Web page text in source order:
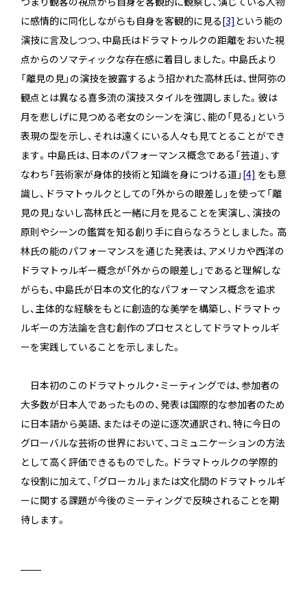
に感情的に同化しながらも自身を客観的に見る[3] という能の
演技に言及しつつ、中島氏はドラマトゥルクの距離をおいた視
点からのソマティックな存在感に着目しました。中島氏より
「離見の見」の演技を披露するよう招かれた高林氏は、世阿弥の
観点とは異なる喜多流の演技スタイルを強調しました。彼は
月を悲しげに見つめる老女のシーンを演じ、能の「見る」という
表現の型を示し、それは遠くにいる人々も見てとることができ
ます。中島氏は、日本のパフォーマンス概念である「芸道」、す
なわち「芸術家が身体的技術と知識を身につける道」 [4] をも意
識し、ドラマトゥルクとしての「外からの眼差し」を使って「離
見の見」ないし高林氏と一緒に月を見ることを実演し、演技の
原則やシーンの鑑賞を知る創り手に自らなろうとしました。高
林氏の能のパフォーマンスを通じた発表は、アメリカや西洋の
ドラマトゥルギー概念が「外からの眼差し」であると理解しな
がらも、中島氏が日本の文化的なパフォーマンス概念を追求
し、主体的な経験をもとに創造的な美学を構築し、ドラマトゥ
ルギーの方法論を含む創作のプロセスとしてドラマトゥルギ
ーを実践していることを示しました。
日本初のこのドラマトゥルク・ミーティングでは、参加者の
大多数が日本人であったものの、発表は国際的な参加者のため
に日本語から英語、またはその逆に逐次通訳され、特に今日の
グローバルな芸術の世界において、コミュニケーションの方法
として高く評価できるものでした。ドラマトゥルクの学際的
な役割に加えて、「グローカル」または文化間のドラマトゥルギ
ーに関する課題が今後のミーティングで反映されることを期
待します。